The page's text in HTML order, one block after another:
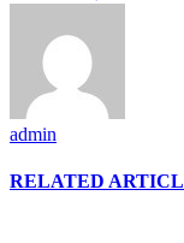
admin
RELATED